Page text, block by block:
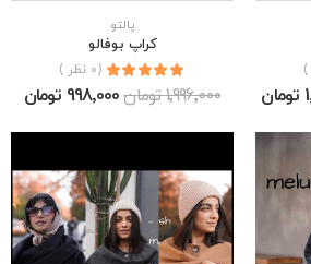
پالتو
کراپ بوفالو
(0 نظر )
1٬996٬000 تومان 998٬000 تومان